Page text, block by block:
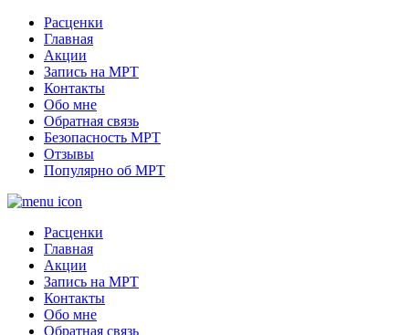
Расценки
Главная
Акции
Запись на МРТ
Контакты
Обо мне
Обратная связь
Безопасность МРТ
Отзывы
Популярно об МРТ
Расценки
Главная
Акции
Запись на МРТ
Контакты
Обо мне
Обратная связь